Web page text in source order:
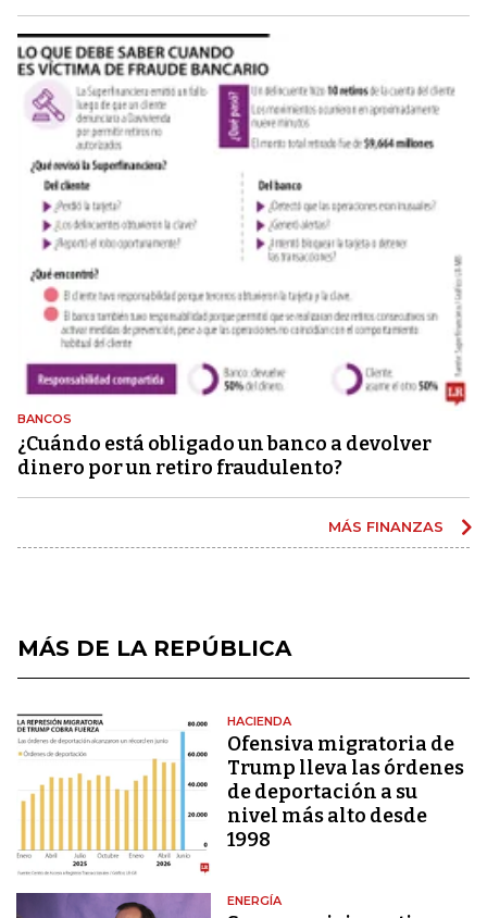
BANCOS
¿Cuándo está obligado un banco a devolver
dinero por un retiro fraudulento?
MÁS FINANZAS
MÁS DE LA REPÚBLICA
HACIENDA
Ofensiva migratoria de
Trump lleva las órdenes
de deportación a su
nivel más alto desde
1998
ENERGÍA